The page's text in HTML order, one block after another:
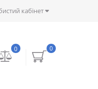
кабінет
0
0